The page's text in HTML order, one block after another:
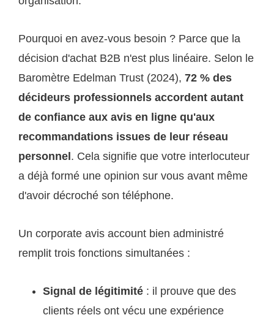
Pourquoi en avez-vous besoin ? Parce que la
décision d'achat B2B n'est plus linéaire. Selon le
Baromètre Edelman Trust (2024), 72 % des
décideurs professionnels accordent autant
de confiance aux avis en ligne qu'aux
recommandations issues de leur réseau
personnel. Cela signifie que votre interlocuteur
a déjà formé une opinion sur vous avant même
d'avoir décroché son téléphone.
Un corporate avis account bien administré
remplit trois fonctions simultanées :
Signal de légitimité : il prouve que des
clients réels ont vécu une expérience